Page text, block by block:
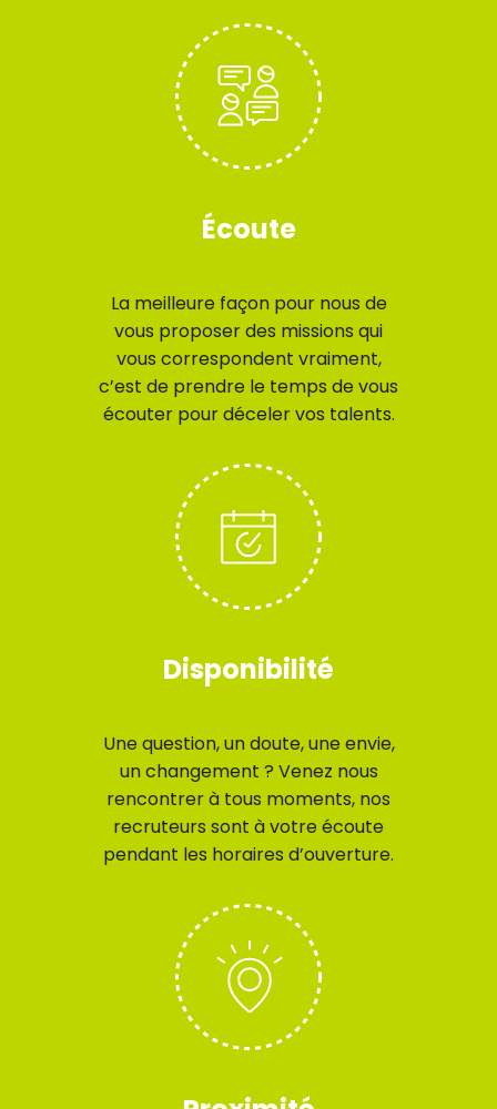
Écoute
La meilleure façon pour nous de
vous proposer des missions qui
vous correspondent vraiment,
c’est de prendre le temps de vous
écouter pour déceler vos talents.
Disponibilité
Une question, un doute, une envie,
un changement ? Venez nous
rencontrer à tous moments, nos
recruteurs sont à votre écoute
pendant les horaires d’ouverture.